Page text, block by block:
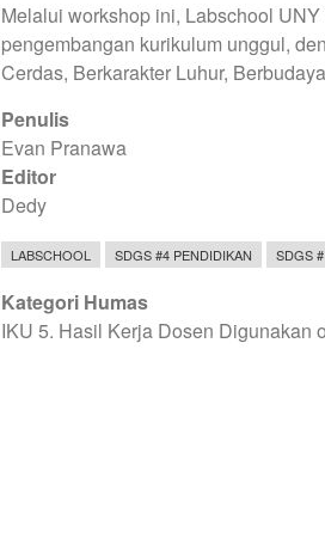
Melalui workshop ini, Labschool
pengembangan kurikulum unggul,
Cerdas, Berkarakter Luhur,
Penulis
Evan Pranawa
Editor
Dedy
LABSCHOOL SDGS #4 PENDIDIKAN SDGS
Kategori Humas
IKU 5. Hasil Kerja Dosen Digunakan